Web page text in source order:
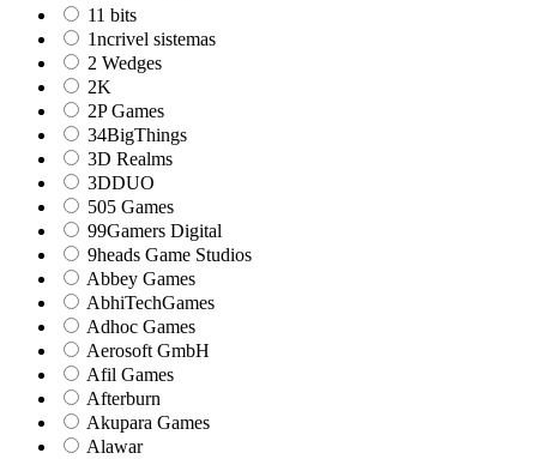
11 bits
1ncrivel sistemas
2 Wedges
2K
2P Games
34BigThings
3D Realms
3DDUO
505 Games
99Gamers Digital
9heads Game Studios
Abbey Games
AbhiTechGames
Adhoc Games
Aerosoft GmbH
Afil Games
Afterburn
Akupara Games
Alawar